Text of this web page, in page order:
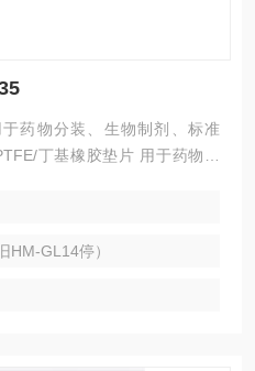
药物分装、生物制剂、标准
丁基橡胶垫片 用于药物分
、标准品、抗菌素等，pp螺旋
基橡胶垫片 用于药物分装、生
螺旋盖带
HM-GL14停）